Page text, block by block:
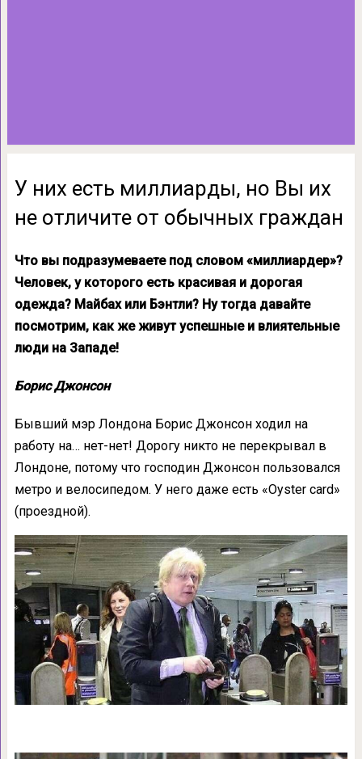
У них есть миллиарды, но Вы их
не отличите от обычных граждан
Что вы подразумеваете под словом «миллиардер»?
Человек, у которого есть красивая и дорогая
одежда? Майбах или Бэнтли? Ну тогда давайте
посмотрим, как же живут успешные и влиятельные
люди на Западе!
Борис Джонсон
Бывший мэр Лондона Борис Джонсон ходил на
работу на… нет-нет! Дорогу никто не перекрывал в
Лондоне, потому что господин Джонсон пользовался
метро и велосипедом. У него даже есть «Oyster card»
(проездной).